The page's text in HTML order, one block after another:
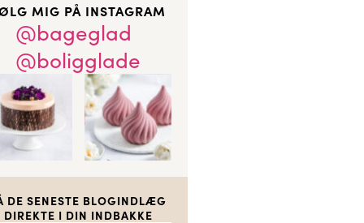
MIG PÅ INSTAGRAM
@bageglad
@boligglade
DE SENESTE BLOGINDLÆG
DIREKTE I DIN INDBAKKE